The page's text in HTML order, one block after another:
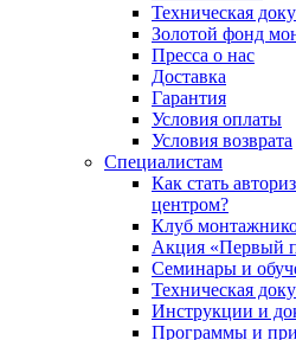
Техническая
Золотой фонд
Пресса о нас
Доставка
Гарантия
Условия оплаты
Условия возврата
Специалистам
Как стать
центром?
Клуб
Акция «Первый
Семинары и
Техническая
Инструкции и
Программы и